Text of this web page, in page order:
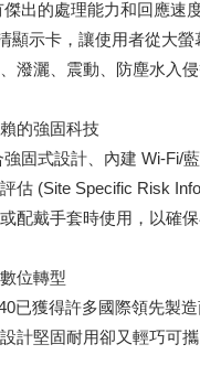
出的處理能力和回應速
顯示卡，讓使用者從大
潑灑、震動、防塵水入
的強固科技
固式設計、內建 Wi-Fi/
估 (Site Specific Risk
配戴手套時使用，以確
位轉型
已獲得許多國際領先製
計堅固耐用卻又輕巧可